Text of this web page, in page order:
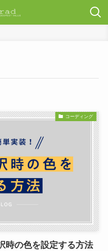
コーディング
時の色を設定する方法